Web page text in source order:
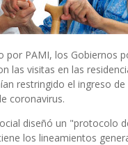
por PAMI, los Gobiernos
las visitas en las
restringido el ingreso
coronavirus.
diseñó un "protocolo
los lineamientos